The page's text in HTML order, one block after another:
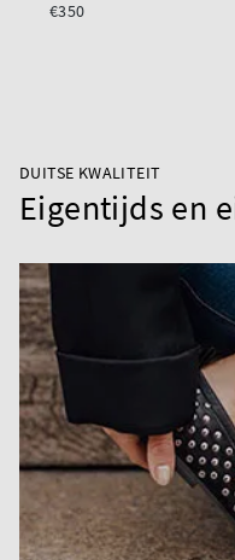
€350
DUITSE KWALITEIT
Eigentijds en